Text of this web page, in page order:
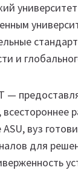
и
—
вуз
для